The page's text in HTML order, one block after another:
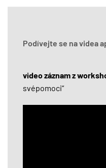
Podívejte se na videa
video záznam z
svépomoci“